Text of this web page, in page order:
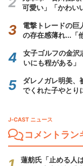
可愛い」「かわい
電撃トレードの巨
の存在感薄れ...「
女子ゴルフの金沢
いにも程がある
ダレノガレ明美、
でくれた子やとり
J-CAST ニュース
コメントラン
蓮舫氏「止める人